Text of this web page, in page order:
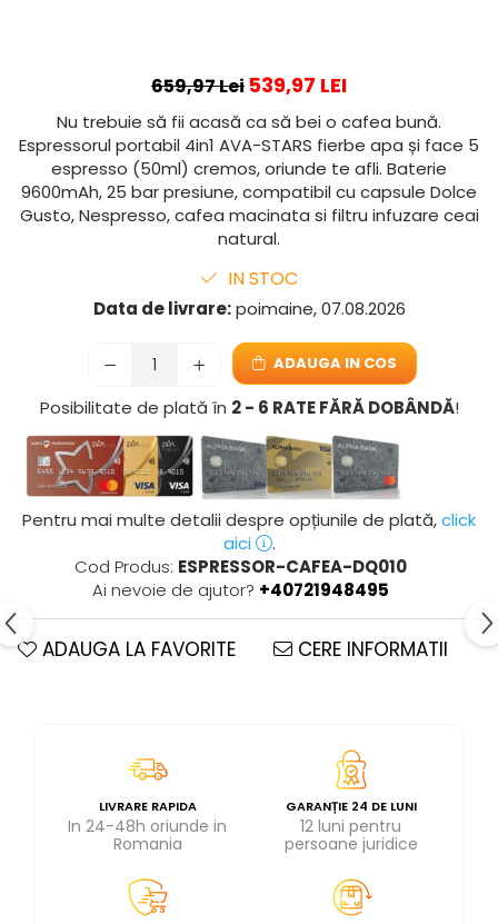
659,97 Lei 539,97 LEI
Nu trebuie să fii acasă ca să bei o cafea bună.
Espressorul portabil 4in1 AVA-STARS fierbe apa și face 5
espresso (50ml) cremos, oriunde te afli. Baterie
9600mAh, 25 bar presiune, compatibil cu capsule Dolce
Gusto, Nespresso, cafea macinata si filtru infuzare ceai
natural.
IN STOC
Data de livrare:poimaine, 07.08.2026
ADAUGA IN COS
Posibilitate de plată în 2 - 6 RATE FĂRĂ DOBÂNDĂ!
Pentru mai multe detalii despre opțiunile de plată,click
aici
.
Cod Produs: ESPRESSOR-CAFEA-DQ010
Ai nevoie de ajutor? +40721948495
ADAUGA LA FAVORITE CERE INFORMATII
LIVRARE RAPIDA
In 24-48h oriunde in
Romania
GARANȚIE 24 DE LUNI
12 luni pentru
persoane juridice